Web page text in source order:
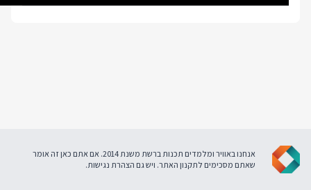
אנחנו באוויר ומלמדים תכנות ברשת משנת 2014. אם אתם כאן זה אומר
שאתם מסכימים לתקנון האתר. ויש גם הצהרת נגישות.